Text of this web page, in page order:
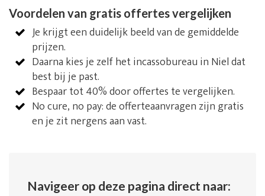
Voordelen van gratis offertes vergelijken
Je krijgt een duidelijk beeld van de gemiddelde
prijzen.
Daarna kies je zelf het incassobureau in Niel dat
best bij je past.
Bespaar tot 40% door offertes te vergelijken.
No cure, no pay: de offerteaanvragen zijn gratis
en je zit nergens aan vast.
Navigeer op deze pagina direct naar: